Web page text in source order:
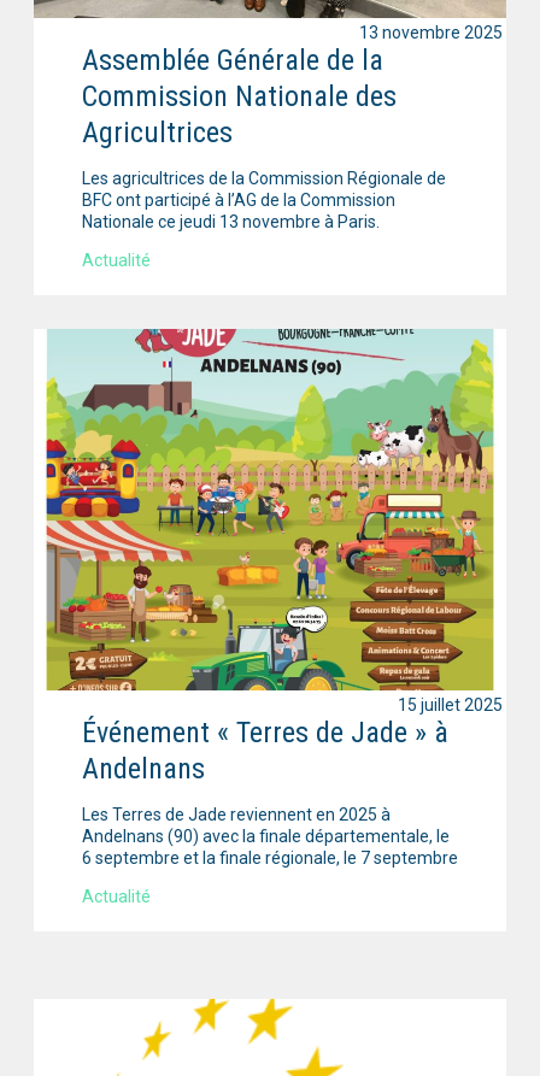
Assemblée Générale de la
Commission Nationale des
Agricultrices
Les agricultrices de la Commission Régionale de
BFC ont participé à l’AG de la Commission
Nationale ce jeudi 13 novembre à Paris.
Actualité
13 novembre 2025
Événement « Terres de Jade » à
Andelnans
Les Terres de Jade reviennent en 2025 à
Andelnans (90) avec la finale départementale, le
6 septembre et la finale régionale, le 7 septembre
Actualité
15 juillet 2025